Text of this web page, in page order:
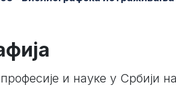
и науке у Србији